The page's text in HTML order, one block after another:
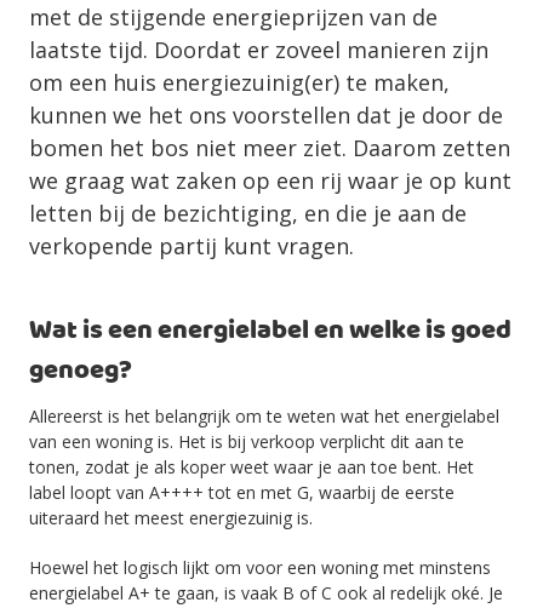
met de stijgende energieprijzen van de
laatste tijd. Doordat er zoveel manieren zijn
om een huis energiezuinig(er) te maken,
kunnen we het ons voorstellen dat je door de
bomen het bos niet meer ziet. Daarom zetten
we graag wat zaken op een rij waar je op kunt
letten bij de bezichtiging, en die je aan de
verkopende partij kunt vragen.
Wat is een energielabel en welke is goed
genoeg?
Allereerst is het belangrijk om te weten wat het energielabel
van een woning is. Het is bij verkoop verplicht dit aan te
tonen, zodat je als koper weet waar je aan toe bent. Het
label loopt van A++++ tot en met G, waarbij de eerste
uiteraard het meest energiezuinig is.
Hoewel het logisch lijkt om voor een woning met minstens
energielabel A+ te gaan, is vaak B of C ook al redelijk oké. Je